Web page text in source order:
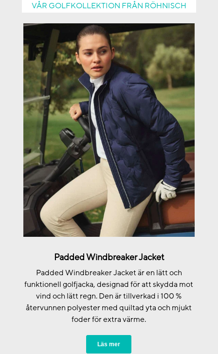
VÅR GOLFKOLLEKTION FRÅN RÖHNISCH
Padded Windbreaker Jacket
Padded Windbreaker Jacket är en lätt och
funktionell golfjacka, designad för att skydda mot
vind och lätt regn. Den är tillverkad i 100 %
återvunnen polyester med quiltad yta och mjukt
foder för extra värme.
Läs mer